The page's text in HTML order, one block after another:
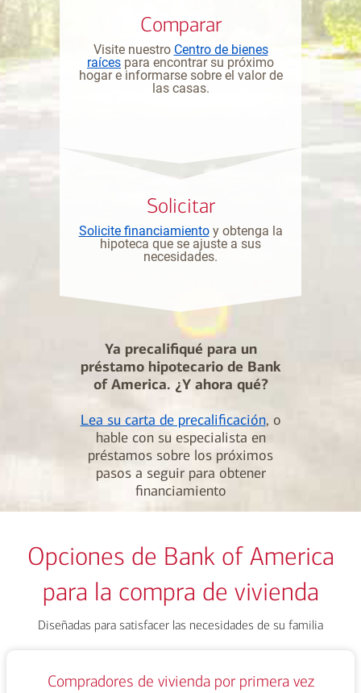
Comparar
Visite nuestro Centro de bienes
raíces para encontrar su próximo
hogar e informarse sobre el valor de
las casas.
Solicitar
Solicite financiamientoy obtenga la
hipoteca que se ajuste a sus
necesidades.
Ya precalifiqué para un
préstamo hipotecario de Bank
of America. ¿Y ahora qué?
Lea su carta de precalificación, o
hable con su especialista en
préstamos sobre los próximos
pasos a seguir para obtener
financiamiento
Opciones de Bank of America
para la compra de vivienda
Diseñadas para satisfacer las necesidades de su familia
Compradores de vivienda por primera vez